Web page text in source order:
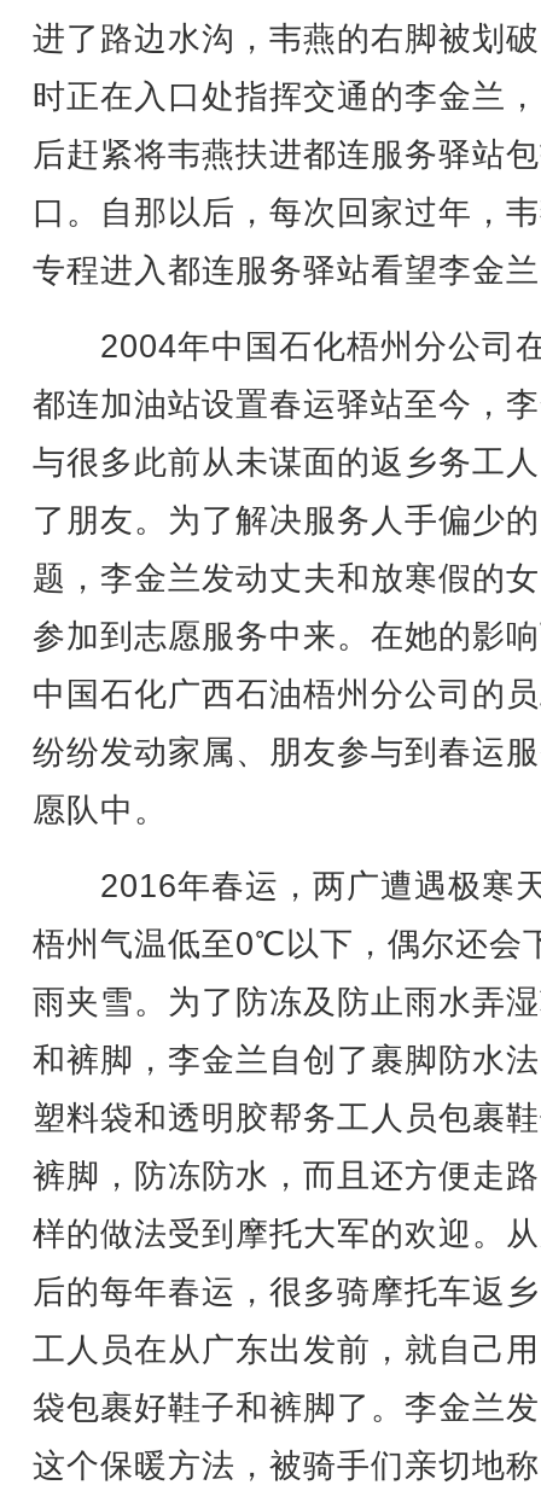
进了路边水沟，韦燕的右脚被划
时正在入口处指挥交通的李金兰
后赶紧将韦燕扶进都连服务驿站
口。自那以后，每次回家过年，
专程进入都连服务驿站看望李金
2004年中国石化梧州分公司
都连加油站设置春运驿站至今，
与很多此前从未谋面的返乡务工
了朋友。为了解决服务人手偏少
题，李金兰发动丈夫和放寒假的
参加到志愿服务中来。在她的影
中国石化广西石油梧州分公司的
纷纷发动家属、朋友参与到春运
愿队中。
2016年春运，两广遭遇极寒
梧州气温低至0℃以下，偶尔还会
雨夹雪。为了防冻及防止雨水弄
和裤脚，李金兰自创了裹脚防水
塑料袋和透明胶帮务工人员包裹
裤脚，防冻防水，而且还方便走
样的做法受到摩托大军的欢迎。
后的每年春运，很多骑摩托车返
工人员在从广东出发前，就自己
袋包裹好鞋子和裤脚了。李金兰
这个保暖方法，被骑手们亲切地